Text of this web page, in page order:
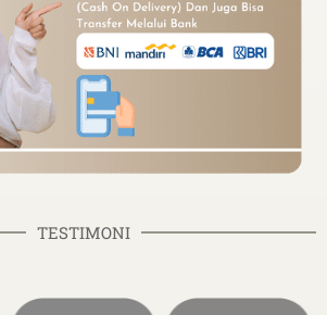
TESTIMONI